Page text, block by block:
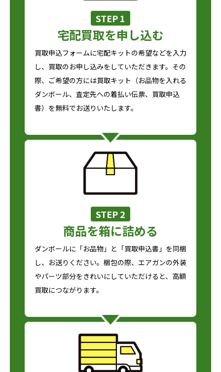
STEP 1
宅配買取を申し込む
買取申込フォームに宅配キットの希望などを入力
し、買取のお申し込みをしていただきます。その
際、ご希望の方には買取キット（お品物を入れる
ダンボール、査定先への着払い伝票、買取申込
書）を無料でお送りいたします。
STEP 2
商品を箱に詰める
ダンボールに「お品物」と「買取申込書」を同梱
し、お送りください。梱包の際、エアガンの外装
やパーツ部分をきれいにしていただけると、高額
買取につながります。